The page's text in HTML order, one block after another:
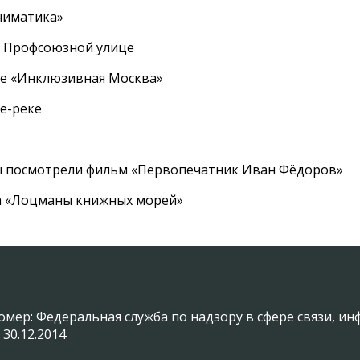
улице
«Инклюзивная Москва»
реке
фильм «Первопечатник Иван Фёдоров»
«Лоцманы книжных морей»
Федеральная служба по надзору в сфере связи,